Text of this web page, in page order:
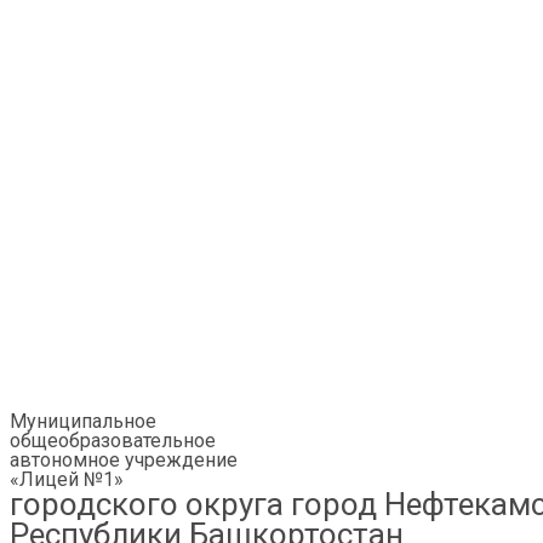
Муниципальное
общеобразовательное
автономное учреждение
«Лицей №1»
городского округа город
Республики Башкортостан